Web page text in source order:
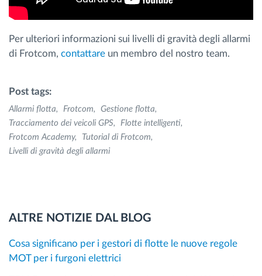
Per ulteriori informazioni sui livelli di gravità degli allarmi
di Frotcom, contattare un membro del nostro team.
Post tags:
Allarmi flotta Frotcom
Gestione flotta
Tracciamento dei veicoli GPS
Flotte intelligenti
Frotcom Academy
Tutorial di Frotcom
Livelli di gravità degli allarmi
ALTRE NOTIZIE DAL BLOG
Cosa significano per i gestori di flotte le nuove regole
MOT per i furgoni elettrici